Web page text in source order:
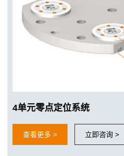
4单元零点定位系统
查看更多 > 立即咨询 >